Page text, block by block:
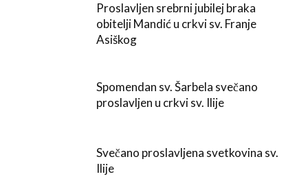
Proslavljen srebrni jubilej braka
obitelji Mandić u crkvi sv. Franje
Asiškog
Spomendan sv. Šarbela svečano
proslavljen u crkvi sv. Ilije
Svečano proslavljena svetkovina sv.
Ilije